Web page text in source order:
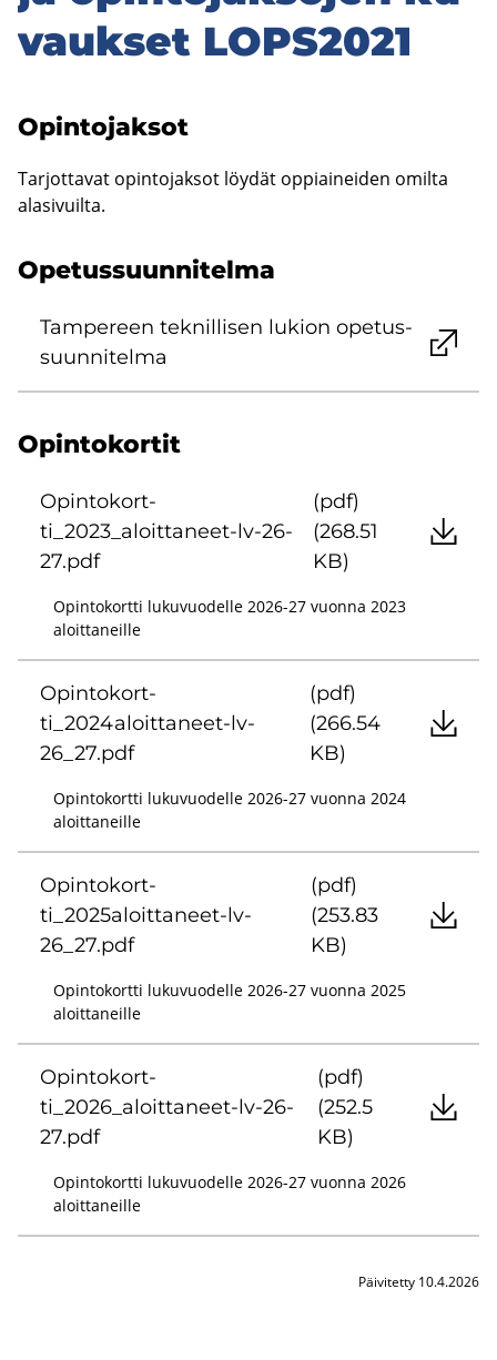
vauk­set LOPS2021
Opin­to­jak­sot
Tar­jot­ta­vat opin­to­jak­sot löy­dät op­piai­nei­den omil­ta
ala­si­vuil­ta.
Ope­tus­suun­ni­tel­ma
Tam­pe­reen tek­nil­li­sen lu­kion ope­tus­
suun­ni­tel­ma
Opin­to­kor­tit
Opin­to­kort­
ti_2023_aloittaneet-​lv-26-
27.pdf
(pdf)
(268.51
KB)
Opintokortti lukuvuodelle 2026-27 vuonna 2023
aloittaneille
Opin­to­kort­
ti_2024aloittaneet-​lv-
26_27.pdf
(pdf)
(266.54
KB)
Opintokortti lukuvuodelle 2026-27 vuonna 2024
aloittaneille
Opin­to­kort­
ti_2025aloittaneet-​lv-
26_27.pdf
(pdf)
(253.83
KB)
Opintokortti lukuvuodelle 2026-27 vuonna 2025
aloittaneille
Opin­to­kort­
ti_2026_aloittaneet-​lv-26-
27.pdf
(pdf)
(252.5
KB)
Opintokortti lukuvuodelle 2026-27 vuonna 2026
aloittaneille
Päivitetty 10.4.2026